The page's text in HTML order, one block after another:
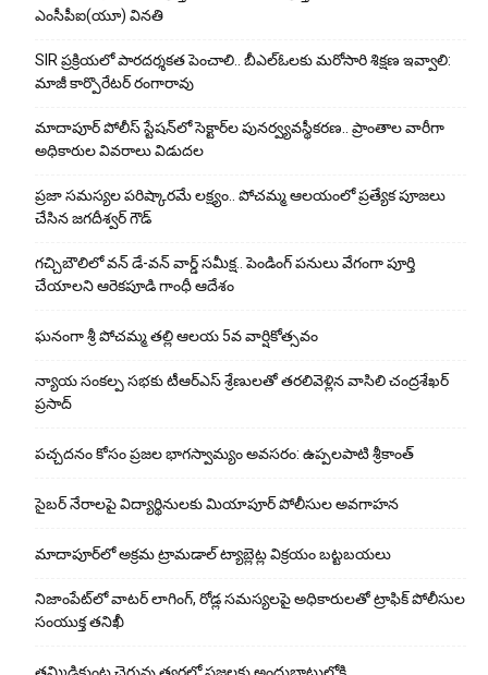
ఎంసీపీఐ(యూ) వినతి
SIR ప్రక్రియలో పారదర్శకత పెంచాలి.. బీఎల్ఓలకు మరోసారి శిక్షణ ఇవ్వాలి:
మాజీ కార్పొరేటర్ రంగారావు
మాదాపూర్ పోలీస్‌ స్టేషన్‌లో సెక్టార్‌ల పునర్వ్యవస్థీకరణ.. ప్రాంతాల వారీగా
అధికారుల వివరాలు విడుదల
ప్రజా సమస్యల పరిష్కారమే లక్ష్యం.. పోచమ్మ ఆలయంలో ప్రత్యేక పూజలు
చేసిన జగదీశ్వర్ గౌడ్
గచ్చిబౌలిలో వన్ డే-వన్ వార్డ్ సమీక్ష.. పెండింగ్ పనులు వేగంగా పూర్తి
చేయాలని ఆరెకపూడి గాంధీ ఆదేశం
ఘ‌నంగా శ్రీ పోచమ్మ త‌ల్లి ఆలయ 5వ వార్షికోత్సవం
న్యాయ సంక‌ల్ప స‌భ‌కు టీఆర్ఎస్ శ్రేణుల‌తో త‌ర‌లివెళ్లిన వాసిలి చంద్ర‌శేఖ‌ర్
ప్ర‌సాద్
పచ్చదనం కోసం ప్రజల భాగస్వామ్యం అవసరం: ఉప్పలపాటి శ్రీకాంత్
సైబర్ నేరాలపై విద్యార్థినులకు మియాపూర్ పోలీసుల అవగాహన
మాదాపూర్‌లో అక్రమ ట్రామడాల్ ట్యాబ్లెట్ల విక్రయం బట్టబయలు
నిజాంపేట్‌లో వాటర్ లాగింగ్, రోడ్ల సమస్యలపై అధికారులతో ట్రాఫిక్ పోలీసుల
సంయుక్త తనిఖీ
తమ్మిడికుంట చెరువు త్వరలో ప్రజలకు అందుబాటులోకి